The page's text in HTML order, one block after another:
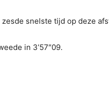
snelste tijd op deze
in 3’57″09.